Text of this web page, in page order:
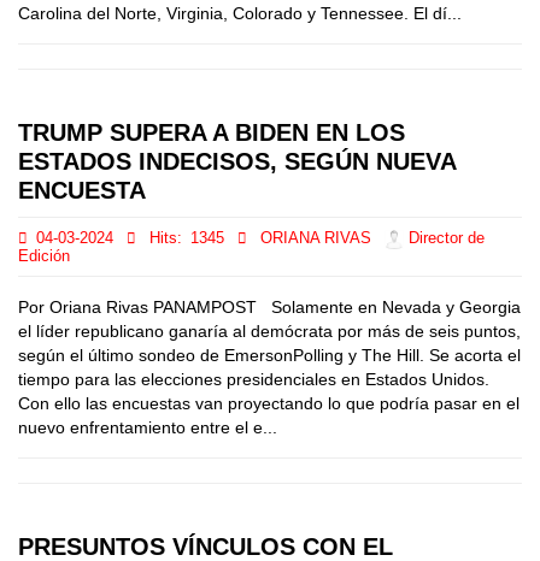
Carolina del Norte, Virginia, Colorado y Tennessee. El dí...
TRUMP SUPERA A BIDEN EN LOS
ESTADOS INDECISOS, SEGÚN NUEVA
ENCUESTA
04-03-2024 Hits: 1345 ORIANA RIVAS
Director de
Edición
Por Oriana Rivas PANAMPOST Solamente en Nevada y Georgia
el líder republicano ganaría al demócrata por más de seis puntos,
según el último sondeo de EmersonPolling y The Hill. Se acorta el
tiempo para las elecciones presidenciales en Estados Unidos.
Con ello las encuestas van proyectando lo que podría pasar en el
nuevo enfrentamiento entre el e...
PRESUNTOS VÍNCULOS CON EL